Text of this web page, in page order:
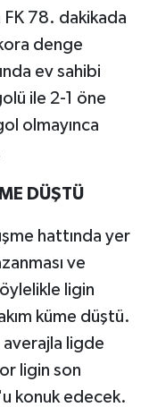
FK 78. dakikada
denge
ev sahibi
ile 2-1 öne
olmayınca
DÜŞTÜ
hattında yer
ve
ligin
küme düştü.
ligde
ligin son
konuk edecek.